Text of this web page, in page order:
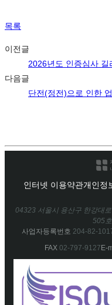
목록
이전글
2026년도 인증심사
다음글
단전(정전)으로 인한
인터넷 이용약관개인정
04323 서울시 용산구 한강대
505
사업자등록번호 204-82-
FAX 02-797-9127E-